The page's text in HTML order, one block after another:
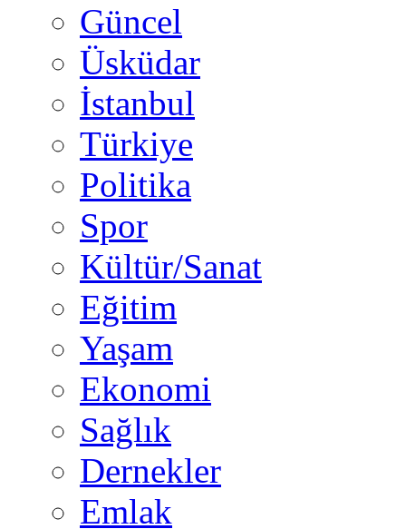
Güncel
Üsküdar
İstanbul
Türkiye
Politika
Spor
Kültür/Sanat
Eğitim
Yaşam
Ekonomi
Sağlık
Dernekler
Emlak